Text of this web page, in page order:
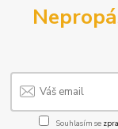
Souhlasím se